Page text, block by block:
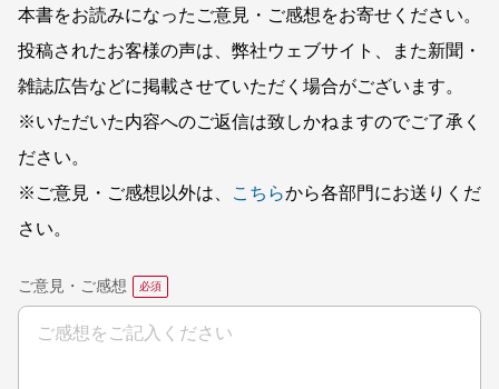
本書をお読みになったご意見・ご感想をお寄せください。
投稿されたお客様の声は、弊社ウェブサイト、また新聞・
雑誌広告などに掲載させていただく場合がございます。
※いただいた内容へのご返信は致しかねますのでご了承く
ださい。
※ご意見・ご感想以外は、
こちらから各部門にお送りくだ
さい。
ご意見・ご感想